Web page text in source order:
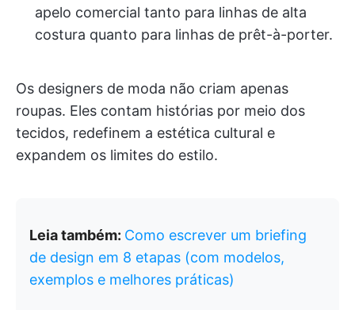
apelo comercial tanto para linhas de alta
costura quanto para linhas de prêt-à-porter.
Os designers de moda não criam apenas
roupas. Eles contam histórias por meio dos
tecidos, redefinem a estética cultural e
expandem os limites do estilo.
Leia também: Como escrever um briefing
de design em 8 etapas (com modelos,
exemplos e melhores práticas)